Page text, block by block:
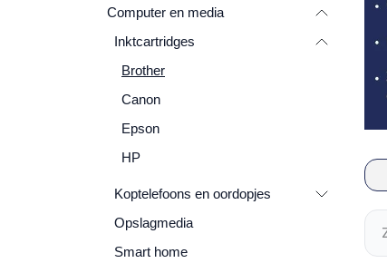
Computer en media
Inktcartridges
Brother
Canon
Epson
HP
Koptelefoons en oordopjes
Opslagmedia
Smart home